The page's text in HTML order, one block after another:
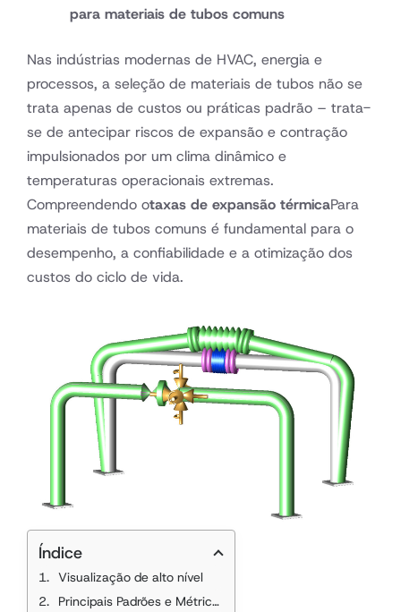
para materiais de tubos comuns
Nas indústrias modernas de HVAC, energia e
processos, a seleção de materiais de tubos não se
trata apenas de custos ou práticas padrão – trata-
se de antecipar riscos de expansão e contração
impulsionados por um clima dinâmico e
temperaturas operacionais extremas.
Compreendendo otaxas de expansão térmicaPara
materiais de tubos comuns é fundamental para o
desempenho, a confiabilidade e a otimização dos
custos do ciclo de vida.
Índice
Visualização de alto nível
Principais Padrões e Métricas Quantificadas